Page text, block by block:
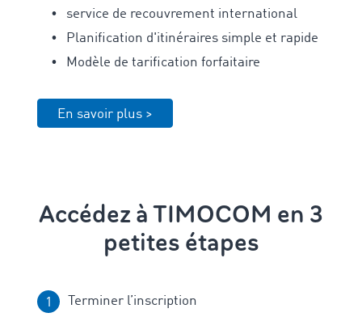
service de recouvrement international
Planification d'itinéraires simple et rapide
Modèle de tarification forfaitaire
En savoir plus >
Accédez à TIMOCOM en 3
petites étapes
Terminer l’inscription